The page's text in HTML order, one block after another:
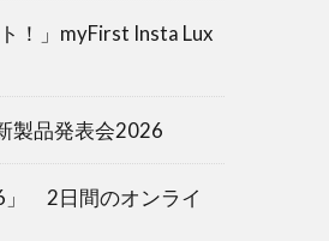
！」myFirst Insta Lux
製品発表会2026
」 2日間のオンライ